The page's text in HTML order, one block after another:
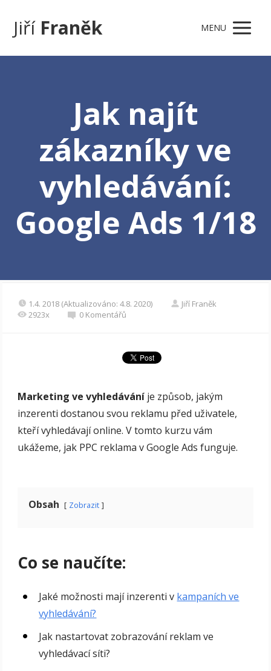
Jiří Franěk MENU
Jak najít
zákazníky ve
vyhledávání:
Google Ads 1/18
1.4. 2018 (Aktualizováno: 4.8. 2020)
Jiří Franěk
2923x
0 Komentářů
Marketing ve vyhledávání je způsob, jakým
inzerenti dostanou svou reklamu před uživatele,
kteří vyhledávají online. V tomto kurzu vám
ukážeme, jak PPC reklama v Google Ads funguje.
Obsah Zobrazit
Co se naučíte:
Jaké možnosti mají inzerenti v kampaních ve
vyhledávání?
Jak nastartovat zobrazování reklam ve
vyhledávací síti?